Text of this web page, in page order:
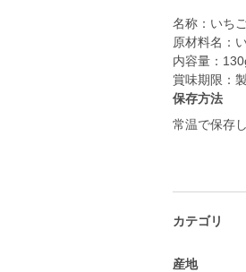
名称：いち
原材料名：
内容量：
賞味期限：
保存方法
常温で保存
カテゴリ
産地